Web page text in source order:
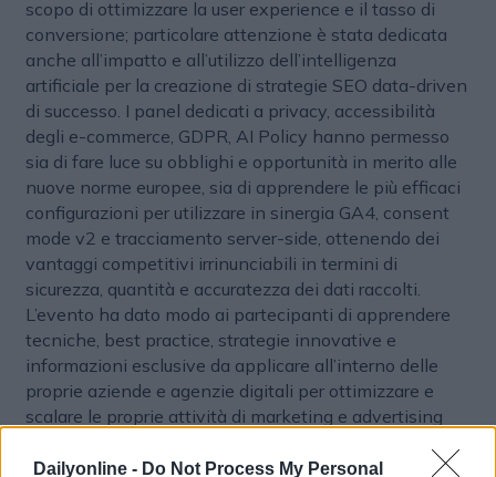
Dailyonline - Do Not Process My Personal
scopo di ottimizzare la user experience e il tasso di
conversione; particolare attenzione è stata dedicata
anche all’impatto e all’utilizzo dell’intelligenza
artificiale per la creazione di strategie SEO data-driven
di successo. I panel dedicati a privacy, accessibilità
degli e-commerce, GDPR, AI Policy hanno permesso
sia di fare luce su obblighi e opportunità in merito alle
nuove norme europee, sia di apprendere le più efficaci
configurazioni per utilizzare in sinergia GA4, consent
mode v2 e tracciamento server-side, ottenendo dei
vantaggi competitivi irrinunciabili in termini di
sicurezza, quantità e accuratezza dei dati raccolti.
L’evento ha dato modo ai partecipanti di apprendere
tecniche, best practice, strategie innovative e
informazioni esclusive da applicare all’interno delle
proprie aziende e agenzie digitali per ottimizzare e
scalare le proprie attività di marketing e advertising